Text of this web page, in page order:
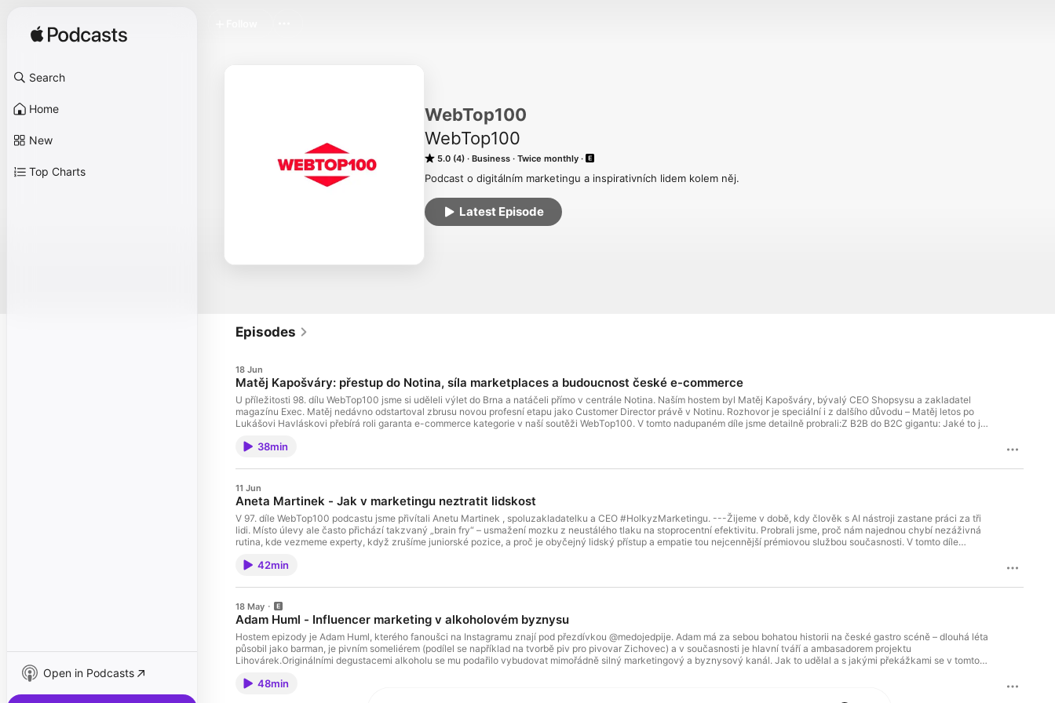
Search
Home
New
Top Charts
Open in Podcasts
WebTop100
WebTop100
5.0 (4) Business Twice monthly
Podcast o digitálním marketingu a inspirativních lidem kolem něj.
Latest Episode
Episodes
18 Jun
Matěj Kapošváry: přestup do Notina, síla marketplaces a budoucnost české e-commerce
U příležitosti 98. dílu WebTop100 jsme si uděleli výlet do Brna a natáčeli přímo v centrále Notina. Naším hostem byl Matěj Kapošváry, bývalý CEO Shopsysu a zakladatel
magazínu Exec. Matěj nedávno odstartoval zbrusu novou profesní etapu jako Customer Director právě v Notinu. Rozhovor je speciální i z dalšího důvodu – Matěj letos po
Lukášovi Havláskovi přebírá roli garanta e-commerce kategorie v naší soutěži WebTop100. V tomto nadupaném díle jsme detailně probrali:Z B2B do B2C gigantu: Jaké to je
tržiště mění pravidla hry i očekávání zákazníků. Proč to budou mít klasičtí přeprodejci velmi těžké a budoucnost patří D2C značkám?Notino jako vzor úspěchu: Absolutní
na straně jedné a absurdní podceňování lokálních specifik na straně druhé.AI jako šance pro menší hráče: Jak umělá inteligence pomůže menším e-shopům dohnat
technologický náskok gigantů a proč se digitální agentury musí změnit v expertní partnery.---Platformu WebTop100 vám přináší digitální agentura https://www.sherpas.cz--
-podcast WebTop100 vzniká za mediální podpory magazínu Marketing Journal - https://www.focus-age.cz/m-journal/
38min
11 Jun
Aneta Martinek - Jak v marketingu neztratit lidskost
V 97. díle WebTop100 podcastu jsme přivítali Anetu Martinek , spoluzakladatelku a CEO #HolkyzMarketingu. ---Žijeme v době, kdy člověk s AI nástroji zastane práci za tři
lidi. Místo úlevy ale často přichází takzvaný „brain fry“ – usmažení mozku z neustálého tlaku na stoprocentní efektivitu. Probrali jsme, proč nám najednou chybí nezáživná
rutina, kde vezmeme experty, když zrušíme juniorské pozice, a proč je obyčejný lidský přístup a empatie tou nejcennější prémiovou službou současnosti. V tomto díle
hlubokou expertízou, když tu nejnudnější mravenčí práci dnes zastane stroj.Vzpoura proti dokonalosti: Proč abonenti České filharmonie bojkotovali automatizaci a chtěli
Jak si obhájit cenu a proč si klienti rádi připlatí za empatii a reálné zkušenosti spíše než za levnou práci AI generalistů.---platformu WebTop100 vám přináší digitální
agentura https://wwww.sherpas.cz---podcast WebTop100 vzniká s mediální podporou magazínu https://www.focus-age.cz/m-journal/---přihlašujte své projekty do
aktuálního ročníku soutěže digitálních projektů https://www.webtop100.cz
42min
18 May
Adam Huml - Influencer marketing v alkoholovém byznysu
Hostem epizody je Adam Huml, kterého fanoušci na Instagramu znají pod přezdívkou @medojedpije. Adam má za sebou bohatou historii na české gastro scéně – dlouhá léta
působil jako barman, je pivním someliérem (podílel se například na tvorbě piv pro pivovar Zichovec) a v současnosti je hlavní tváří a ambasadorem projektu
Lihovárek.Originálními degustacemi alkoholu se mu podařilo vybudovat mimořádně silný marketingový a byznysový kanál. Jak to udělal a s jakými překážkami se v tomto
tvůrci perou s omezováním dosahu a přísnou regulací, protože alkohol je na platformách velmi citlivé téma.- O vlivu na kulturu pití v ČR a komunikačním pokrytectví velkých
48min